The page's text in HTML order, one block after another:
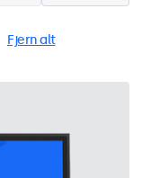
Fjern alt